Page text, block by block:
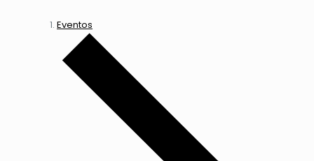
Eventos